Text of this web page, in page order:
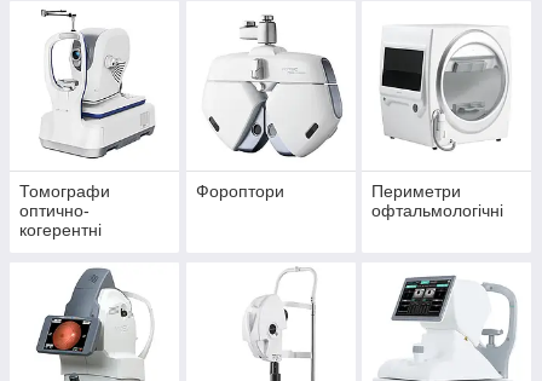
Томографи
оптично-
когерентні
Фороптори
Периметри
офтальмологічні